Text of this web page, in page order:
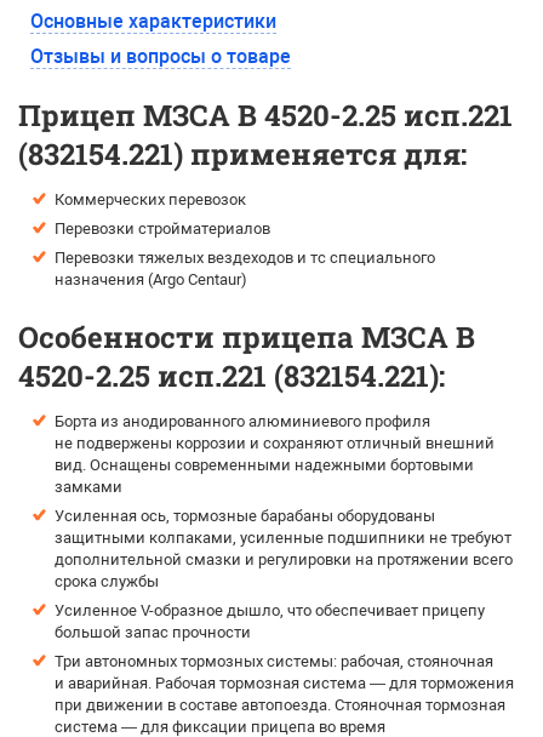
Основные характеристики
Отзывы и вопросы о товаре
Прицеп МЗСА B 4520-2.25 исп.221
(832154.221) применяется для:
Коммерческих перевозок
Перевозки стройматериалов
Перевозки тяжелых вездеходов и тс специального
назначения (Argo Centaur)
Особенности прицепа МЗСА B
4520-2.25 исп.221 (832154.221):
Борта из анодированного алюминиевого профиля
не подвержены коррозии и сохраняют отличный внешний
вид. Оснащены современными надежными бортовыми
замками
Усиленная ось, тормозные барабаны оборудованы
защитными колпаками, усиленные подшипники не требуют
дополнительной смазки и регулировки на протяжении всего
срока службы
Усиленное V-образное дышло, что обеспечивает прицепу
большой запас прочности
Три автономных тормозных системы: рабочая, стояночная
и аварийная. Рабочая тормозная система — для торможения
при движении в составе автопоезда. Стояночная тормозная
система — для фиксации прицепа во время